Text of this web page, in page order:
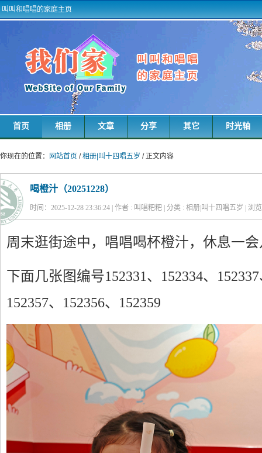
叫叫和唱唱的家庭主页
首页 相册 文章 分享 其它 时光轴
你现在的位置： 网站首页 /相册|叫十四唱五岁 / 正文内容
喝橙汁（20251228）
时间：2025-12-28 23:36:24 | 作者 : 叫唱粑粑 | 分类 : 相册|叫十四唱五岁 | 浏
周末逛街途中，唱唱喝杯橙汁，休息一
下面几张图编号152331、152334、
152357、152356、152359